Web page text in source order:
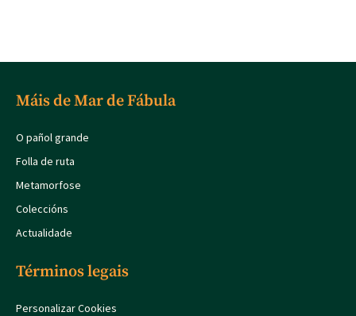
Máis de Mar de Fábula
O pañol grande
Folla de ruta
Metamorfose
Coleccións
Actualidade
Términos legais
Personalizar Cookies